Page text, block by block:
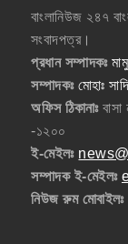
বাংলানিউজ ২৪৭
সংবাদপত্র।
প্রধান সম্পাদকঃ
সম্পাদকঃ মোহাঃ
অফিস ঠিকানাঃবাসা
-১২০০
ই-মেইলঃ
সম্পাদক ই-মেইলঃ
নিউজ রুম মোবাইলঃ